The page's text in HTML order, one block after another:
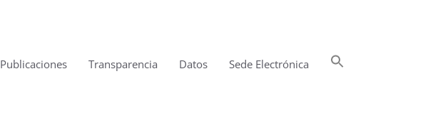
Publicaciones Transparencia Datos Sede Electrónica